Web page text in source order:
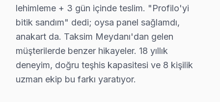
Kaptanpaşa'da Profilo TV Servisi
Kaptanpaşa, aile yapısının hâkim olduğu bir
Katip Mustafa Çelebi'de Profilo TV Servisi
Katip Mustafa Çelebi, sosyal yaşamın aktif olduğu
lehimleme + 3 gün içinde teslim. "Profilo'yi
bitik sandım" dedi; oysa panel sağlamdı,
anakart da. Taksim Meydanı'dan gelen
müşterilerde benzer hikayeler. 18 yıllık
deneyim, doğru teşhis kapasitesi ve 8 kişilik
uzman ekip bu farkı yaratıyor.